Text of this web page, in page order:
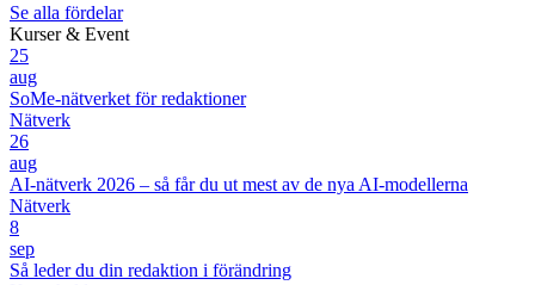
Se alla fördelar
Kurser & Event
25
aug
SoMe-nätverket för redaktioner
Nätverk
26
aug
AI-nätverk 2026 – så får du ut mest av de nya AI-modellerna
Nätverk
8
sep
Så leder du din redaktion i förändring